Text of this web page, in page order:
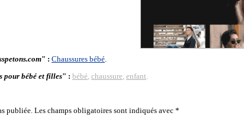
" : Chaussures bébé.
pour bébé et filles" : bébé, chaussure, enfant.
publiée. Les champs obligatoires sont indiqués avec *